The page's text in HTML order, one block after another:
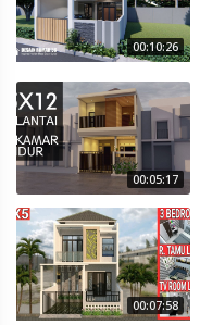
00:10:26
00:05:17
00:07:58